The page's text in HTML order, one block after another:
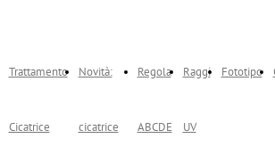
Trattamento
Cicatrice
Novità:
cicatrice
Regola
ABCDE
Raggi
UV
Fototipo